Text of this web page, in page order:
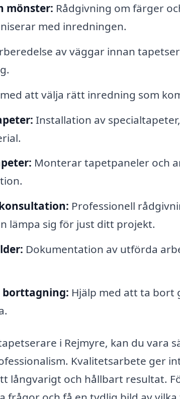
mönster: Rådgivning om färger
med inredningen.
av väggar innan
att välja rätt inredning som
Installation av
Monterar tapetpaneler och
Professionell
lämpa sig för just ditt projekt.
Dokumentation av utförda
borttagning: Hjälp med att ta bort
i Rejmyre, kan du vara
Kvalitetsarbete ger
långvarigt och hållbart resultat.